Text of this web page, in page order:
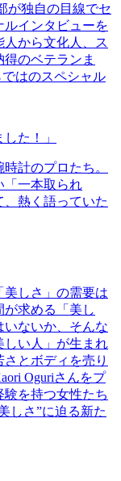
が独自の目線でセ
ルインタビューを
から文化人、ス
のベテランま
はのスペシャル
た！」
計のプロたち。
「一本取られ
熱く語っていた
美しさ」の需要は
求める「美し
いないか、そんな
しい人」が生まれ
とボディを売り
Oguriさんをプ
験を持つ女性たち
しさ”に迫る新た